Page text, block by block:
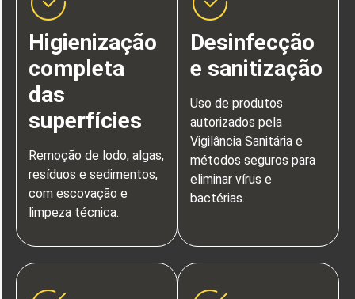
Higienização
completa
das
superfícies
Remoção de lodo, algas,
resíduos e sedimentos,
com escovação e
limpeza técnica.
Desinfecção
e sanitização
Uso de produtos
autorizados pela
Vigilância Sanitária e
métodos seguros para
eliminar vírus e
bactérias.